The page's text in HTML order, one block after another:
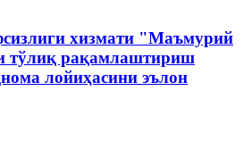
хизмати "Маъмурий
тўлиқ рақамлаштириш
лойиҳасини эълон